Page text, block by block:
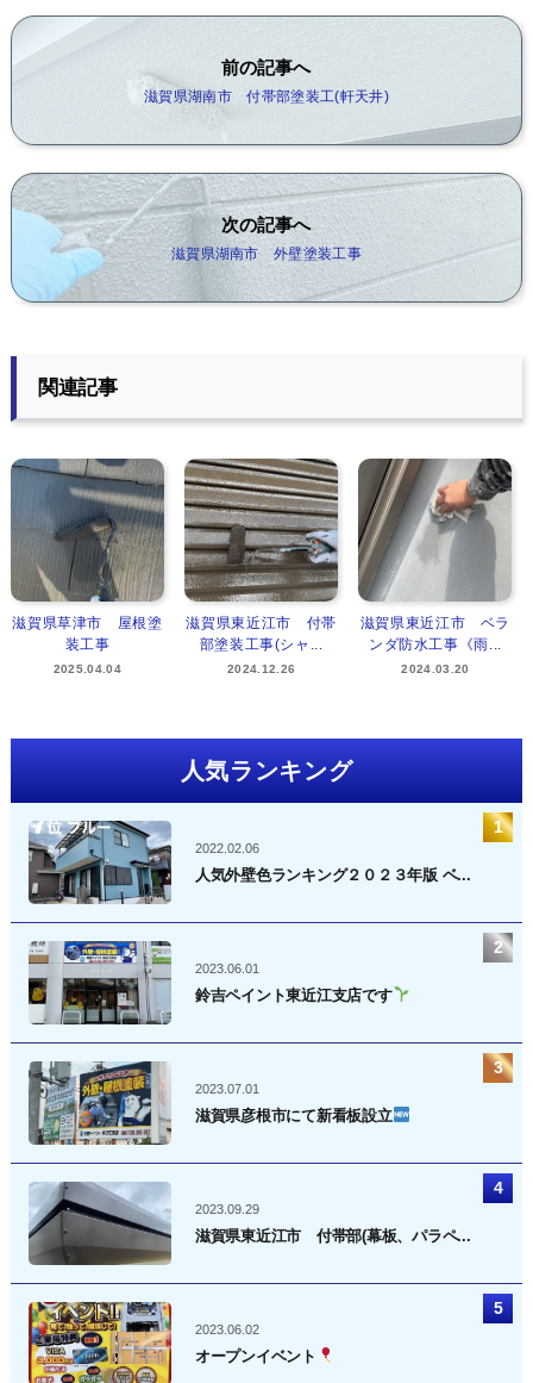
前の記事へ
滋賀県湖南市 付帯部塗装工(軒天井)
次の記事へ
滋賀県湖南市 外壁塗装工事
関連記事
滋賀県草津市 屋根塗
装工事
2025.04.04
滋賀県東近江市 付帯
部塗装工事(シャ...
2024.12.26
滋賀県東近江市 ベラ
ンダ防水工事《雨...
2024.03.20
人気ランキング
2022.02.06
人気外壁色ランキング２０２３年版 ベ...
2023.06.01
鈴吉ペイント東近江支店です
2023.07.01
滋賀県彦根市にて新看板設立
2023.09.29
滋賀県東近江市 付帯部(幕板、パラペ...
2023.06.02
オープンイベント